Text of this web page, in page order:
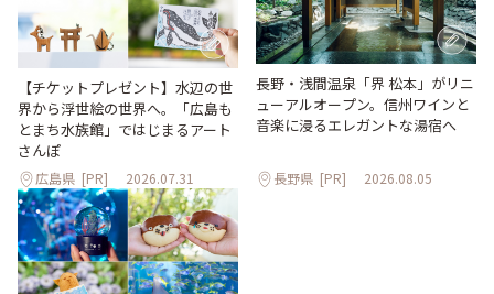
【チケットプレゼント】水辺の世
界から浮世絵の世界へ。「広島も
とまち水族館」ではじまるアート
さんぽ
広島県 [PR] 2026.07.31
長野・浅間温泉「界 松本」がリニ
ューアルオープン。信州ワインと
音楽に浸るエレガントな湯宿へ
長野県 [PR] 2026.08.05